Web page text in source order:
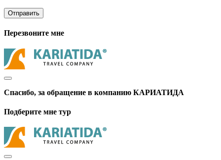
Отправить
Перезвоните мне
Спасибо, за обращение в компанию КАРИАТИДА
Подберите мне тур